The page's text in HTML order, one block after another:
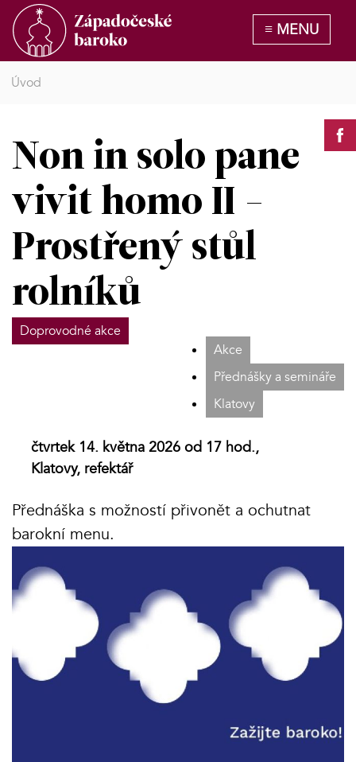
Úvod
Non in solo pane
vivit homo II -
Prostřený stůl
rolníků
Doprovodné akce
Akce
Přednášky a semináře
Klatovy
čtvrtek 14. května 2026 od 17 hod.,
Klatovy, refektář
Přednáška s možností přivonět a ochutnat
barokní menu.